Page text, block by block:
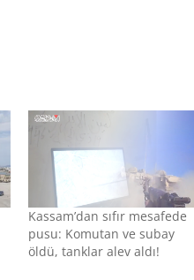
Kassam’dan sıfır mesafede
pusu: Komutan ve subay
öldü, tanklar alev aldı!